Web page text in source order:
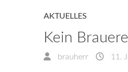
AKTUELLES
Kein
brauherr 11.